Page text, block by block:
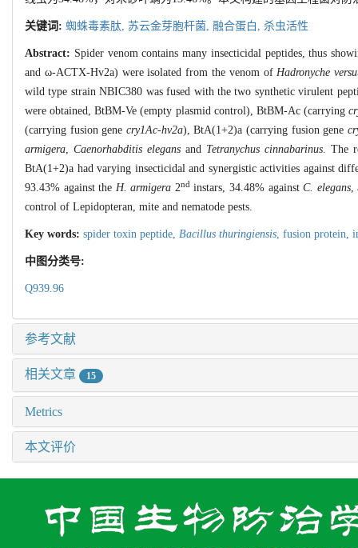
关键词: 蜘蛛毒素肽, 苏云金芽胞杆菌, 融合蛋白, 杀虫活性
Abstract: Spider venom contains many insecticidal peptides, thus
and ω-ACTX-Hv2a) were isolated from the venom ofHadronyche
wild type strain NBIC380 was fused with the two synthetic virulent
were obtained, BtBM-Ve (empty plasmid control), BtBM-Ac (carrying
(carrying fusion gene cry1Ac-hv2a), BtA(1+2)a (carrying fusion gene
armigera, Caenorhabditis elegans and Tetranychus cinnabarinus. The
BtA(1+2)a had varying insecticidal and synergistic activities against
93.43% against the H. armigera 2ndinstars, 34.48% againstC. elegans,
control of Lepidopteran, mite and nematode pests.
Key words: spider toxin peptide, Bacillus thuringiensis, fusion protein,
中图分类号:
Q939.96
参考文献
相关文章 15
Metrics
本文评价